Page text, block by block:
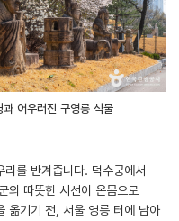
과 어우러진 구영릉 석물
를 반겨줍니다. 덕수궁에서
의 따뜻한 시선이 온몸으로
옮기기 전, 서울 영릉 터에 남아